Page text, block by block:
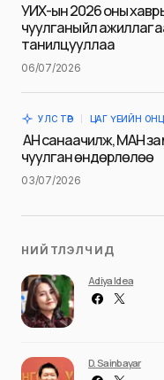
time I comment.
Илгээх
УИХ-ын 2026 оны
чуулганы үйл ажиллагаа,
танилцууллаа
06/07/2026
УЛС ТӨР ЦАГ ҮЕИЙН
АН санаачилж, МАН
чуулган өндөрлөлөө
03/07/2026
НИЙТЛЭЛЧИД
Adiya Idea
D. Sainbayar